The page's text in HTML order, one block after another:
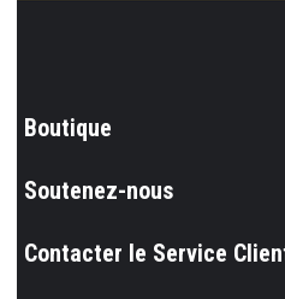
Boutique
Soutenez-nous
Contacter le Service